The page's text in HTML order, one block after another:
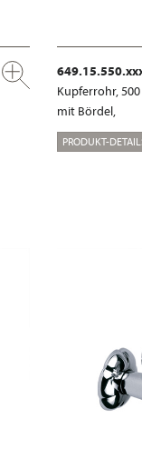
Kupferrohr,
mit Bördel,
PRODUKT-